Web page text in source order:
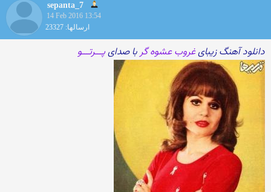
sepanta_7
14 Feb 2016 13:54
ارسالها: 23327
دانلود آهنگ زیبایغروب عشوه گربا صدایپـــرتـــو